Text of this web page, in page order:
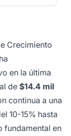
Crecimiento
en la última
de $14.4 mil
continua a una
10-15% hasta
fundamental en